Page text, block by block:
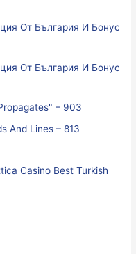
От България И Бонус
От България И Бонус
– 903
And Lines – 813
Casino Best Turkish